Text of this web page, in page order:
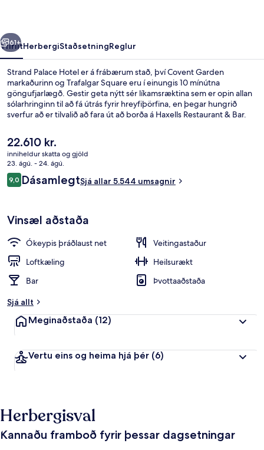
Næsta
61+
YfirlitHerbergiStaðsetningReglur
Strand Palace Hotel er á frábærum stað, því Covent Garden
markaðurinn og Trafalgar Square eru í einungis 10 mínútna
göngufjarlægð. Gestir geta nýtt sér líkamsræktina sem er opin allan
sólarhringinn til að fá útrás fyrir hreyfiþörfina, en þegar hungrið
sverfur að er tilvalið að fara út að borða á Haxells Restaurant & Bar.
morgunverð, hádegisverð og kvöldverð. Þetta hótel í skreytistíl (Art
Deco) er jafnframt á fínum stað, t.d. eru Leicester torg og River
Thames í innan við 10 mínútna göngufæri. Aðrir ferðamenn eru
ánægðir með miðlæga staðsetningu sem hentar fyrir
skoðunarferðirnar sem bjóðast í nágrenninu og líka hve stutt er í
almenningssamgöngur: Covent Garden neðanjarðarlestarstöðin er í
Núverandi
verð
er
22.610 kr.
22.610 kr.
inniheldur skatta og gjöld
23. ágú. - 24. ágú.
Umsagnir
9,09,0 af 10
DásamlegtSjá allar 5.544 umsagnir
Vinsæl aðstaða
Ókeypis þráðlaust net
Veitingastaður
Loftkæling
Heilsurækt
Bar
Þvottaaðstaða
Sjá allt
Meginaðstaða (12)
Vertu eins og heima hjá þér (6)
Herbergisval
Kannaðu framboð fyrir þessar dagsetningar